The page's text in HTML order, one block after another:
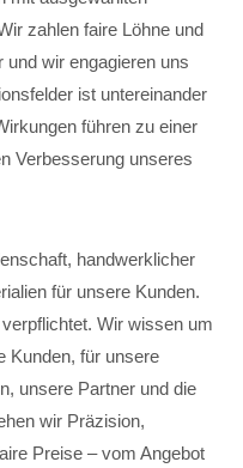
zahlen faire Löhne und
und wir engagieren uns
ist untereinander
führen zu einer
Verbesserung unseres
handwerklicher
für unsere Kunden.
Wir wissen um
Kunden, für unsere
unsere Partner und die
wir Präzision,
Preise – vom Angebot